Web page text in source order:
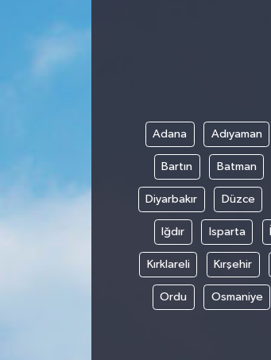
Adana Adıyaman
Bartın Batman
Diyarbakır Düzce
Iğdır Isparta
Kırklareli Kırşehir
Ordu Osmaniye
Siyaset